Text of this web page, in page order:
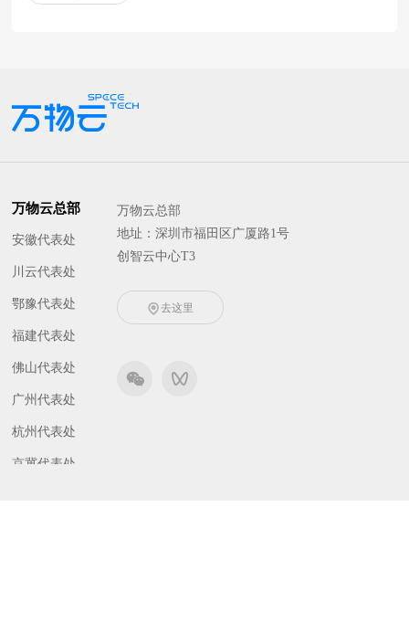
万物云总部
安徽代表处
川云代表处
鄂豫代表处
福建代表处
佛山代表处
广州代表处
杭州代表处
京冀代表处
万物云总部
地址：深圳市福田区广厦路1号
创智云中心T3
去这里